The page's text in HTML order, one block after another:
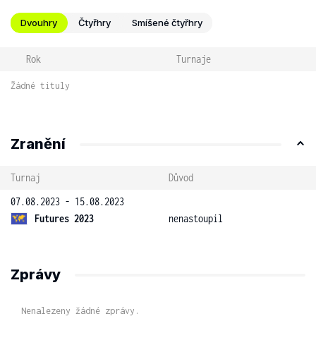
Dvouhry Čtyřhry Smíšené čtyřhry
Rok Turnaje
Žádné tituly
Zranění
Turnaj
Důvod
07.08.2023 - 15.08.2023
Futures 2023
nenastoupil
Zprávy
Nenalezeny žádné zprávy.